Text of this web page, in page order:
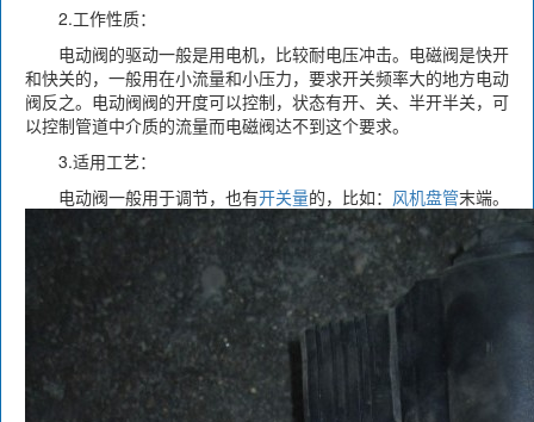
2.工作性质：
电动阀的驱动一般是用电机，比较耐电压冲击。电磁阀是快开
和快关的，一般用在小流量和小压力，要求开关频率大的地方电动
阀反之。电动阀阀的开度可以控制，状态有开、关、半开半关，可
以控制管道中介质的流量而电磁阀达不到这个要求。
3.适用工艺：
电动阀一般用于调节，也有开关量的，比如： 风机盘管末端。